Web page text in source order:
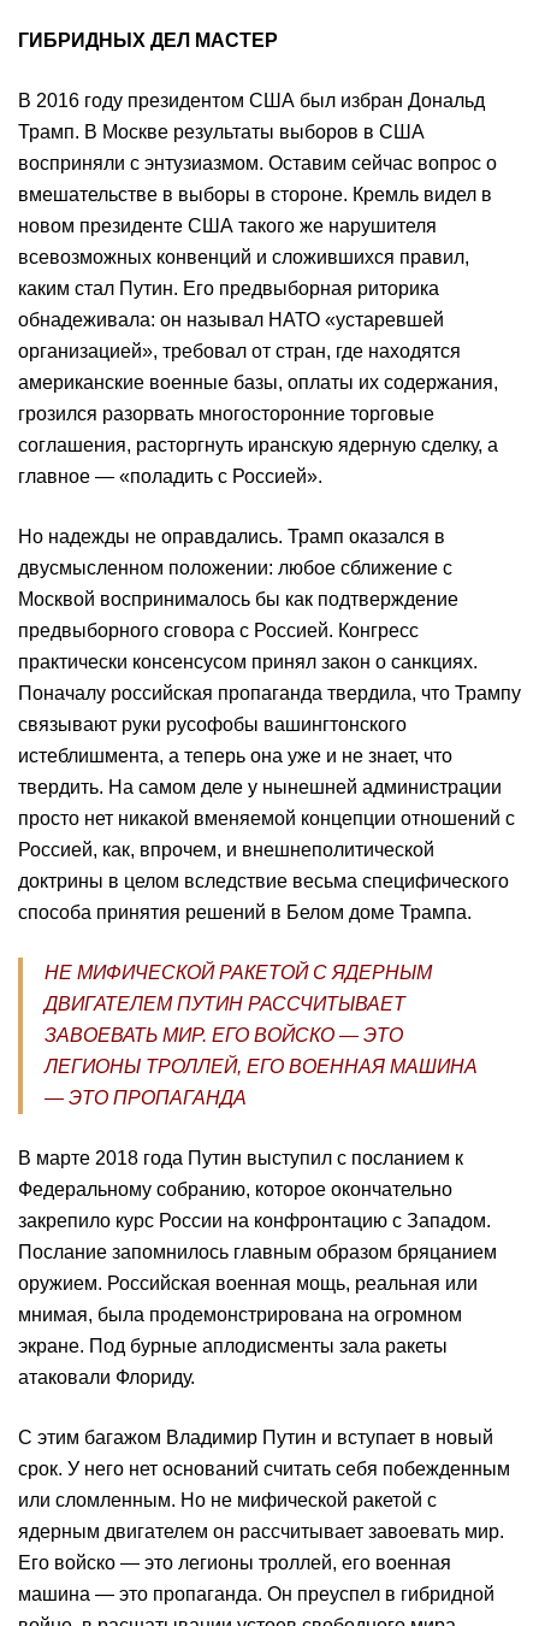
ГИБРИДНЫХ ДЕЛ МАСТЕР
В 2016 году президентом США был избран Дональд
Трамп. В Москве результаты выборов в США
восприняли с энтузиазмом. Оставим сейчас вопрос о
вмешательстве в выборы в стороне. Кремль видел в
новом президенте США такого же нарушителя
всевозможных конвенций и сложившихся правил,
каким стал Путин. Его предвыборная риторика
обнадеживала: он называл НАТО «устаревшей
организацией», требовал от стран, где находятся
американские военные базы, оплаты их содержания,
грозился разорвать многосторонние торговые
соглашения, расторгнуть иранскую ядерную сделку, а
главное — «поладить с Россией».
Но надежды не оправдались. Трамп оказался в
двусмысленном положении: любое сближение с
Москвой воспринималось бы как подтверждение
предвыборного сговора с Россией. Конгресс
практически консенсусом принял закон о санкциях.
Поначалу российская пропаганда твердила, что Трампу
связывают руки русофобы вашингтонского
истеблишмента, а теперь она уже и не знает, что
твердить. На самом деле у нынешней администрации
просто нет никакой вменяемой концепции отношений с
Россией, как, впрочем, и внешнеполитической
доктрины в целом вследствие весьма специфического
способа принятия решений в Белом доме Трампа.
НЕ МИФИЧЕСКОЙ РАКЕТОЙ С ЯДЕРНЫМ
ДВИГАТЕЛЕМ ПУТИН РАССЧИТЫВАЕТ
ЗАВОЕВАТЬ МИР. ЕГО ВОЙСКО — ЭТО
ЛЕГИОНЫ ТРОЛЛЕЙ, ЕГО ВОЕННАЯ МАШИНА
— ЭТО ПРОПАГАНДА
В марте 2018 года Путин выступил с посланием к
Федеральному собранию, которое окончательно
закрепило курс России на конфронтацию с Западом.
Послание запомнилось главным образом бряцанием
оружием. Российская военная мощь, реальная или
мнимая, была продемонстрирована на огромном
экране. Под бурные аплодисменты зала ракеты
атаковали Флориду.
С этим багажом Владимир Путин и вступает в новый
срок. У него нет оснований считать себя побежденным
или сломленным. Но не мифической ракетой с
ядерным двигателем он рассчитывает завоевать мир.
Его войско — это легионы троллей, его военная
машина — это пропаганда. Он преуспел в гибридной